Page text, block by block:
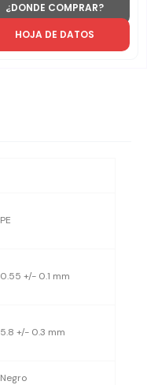
¿DONDE COMPRAR?
HOJA DE DATOS
PE
0.55 +/- 0.1 mm
5.8 +/- 0.3 mm
Negro